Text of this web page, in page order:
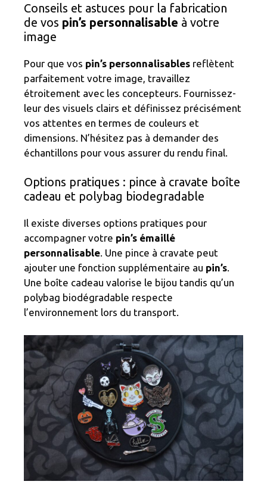
Conseils et astuces pour la fabrication
de vos pin’s personnalisable à votre
image
Pour que vos pin’s personnalisables reflètent
parfaitement votre image, travaillez
étroitement avec les concepteurs. Fournissez-
leur des visuels clairs et définissez précisément
vos attentes en termes de couleurs et
dimensions. N’hésitez pas à demander des
échantillons pour vous assurer du rendu final.
Options pratiques : pince à cravate boîte
cadeau et polybag biodegradable
Il existe diverses options pratiques pour
accompagner votre pin’s émaillé
personnalisable. Une pince à cravate peut
ajouter une fonction supplémentaire au pin’s.
Une boîte cadeau valorise le bijou tandis qu’un
polybag biodégradable respecte
l’environnement lors du transport.